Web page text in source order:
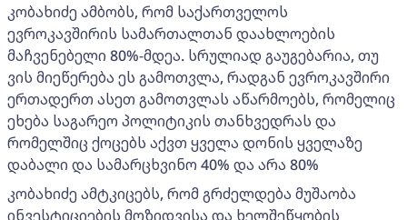
კობახიძე ამბობს, რომ საქართველოს
ევროკავშირის სამართალთან დაახლოების
მაჩვენებელი 80%-მდეა. სრულიად გაუგებარია, თუ
ვის მიეწერება ეს გამოთვლა, რადგან ევროკავშირი
ერთადერთ ასეთ გამოთვლას აწარმოებს, რომელიც
ეხება საგარეო პოლიტიკის თანხვედრას და
რომელშიც ქოცებს აქვთ ყველა დონის ყველაზე
დაბალი და სამარცხვინო 40% და არა 80%
კობახიძე ამტკიცებს, რომ გრძელდება მუშაობა
ინვესტიციების მოზიდვისა და ხელშეწყობის